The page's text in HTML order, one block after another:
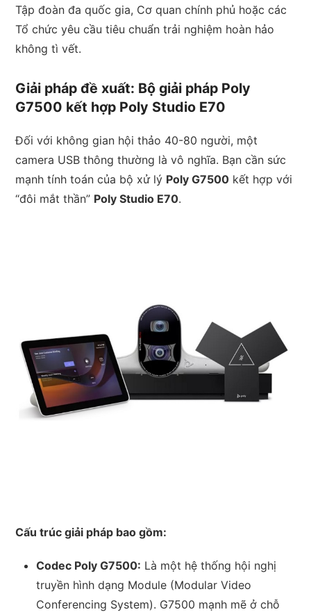
Tập đoàn đa quốc gia, Cơ quan chính phủ hoặc các
Tổ chức yêu cầu tiêu chuẩn trải nghiệm hoàn hảo
không tì vết.
Giải pháp đề xuất: Bộ giải pháp Poly
G7500 kết hợp Poly Studio E70
Đối với không gian hội thảo 40-80 người, một
camera USB thông thường là vô nghĩa. Bạn cần sức
mạnh tính toán của bộ xử lý Poly G7500 kết hợp với
“đôi mắt thần” Poly Studio E70.
Cấu trúc giải pháp bao gồm:
Codec Poly G7500: Là một hệ thống hội nghị
truyền hình dạng Module (Modular Video
Conferencing System). G7500 mạnh mẽ ở chỗ